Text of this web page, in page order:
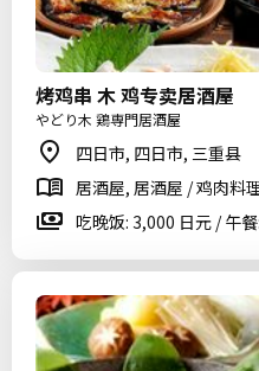
烤鸡串 木 鸡专卖居酒屋
やどり木 鶏専門居酒屋
四日市, 四日市, 三重县
居酒屋, 居酒屋 / 鸡肉料
吃晚饭: 3,000 日元 / 午